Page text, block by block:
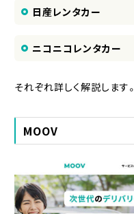
日産レンタカー
ニコニコレンタカー
それぞれ詳しく解説します。
MOOV